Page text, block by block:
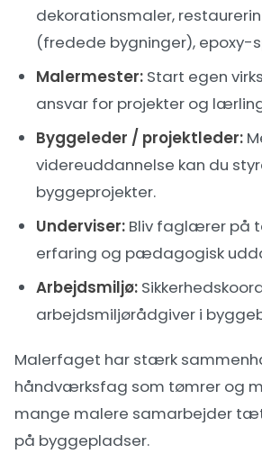
dekorationsmaler,
(fredede bygninger), epoxy-
Malermester: Start egen
ansvar for projekter og
Byggeleder / projektleder:
videreuddannelse kan du
byggeprojekter.
Underviser: Bliv faglærer på
erfaring og pædagogisk
Arbejdsmiljø:
arbejdsmiljørådgiver i
Malerfaget har stærk
håndværksfag som tømrer og
mange malere samarbejder
på byggepladser.